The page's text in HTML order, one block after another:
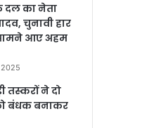
दल का नेता
चुनावी हार
आए अहम
2025
तस्करों ने दो
बंधक बनाकर